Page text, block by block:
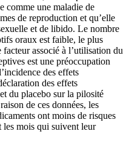
comme une maladie de
de reproduction et qu’elle
et de libido. Le nombre
oraux est faible, le plus
associé à l’utilisation du
est une préoccupation
des effets
des effets
du placebo sur la pilosité
de ces données, les
ont moins de risques
les mois qui suivent leur